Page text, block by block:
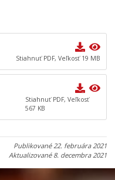
Stiahnuť PDF, Veľkosť 19 MB
Stiahnuť PDF, Veľkosť
567 KB
Publikované 22. februára 2021
Aktualizované 8. decembra 2021